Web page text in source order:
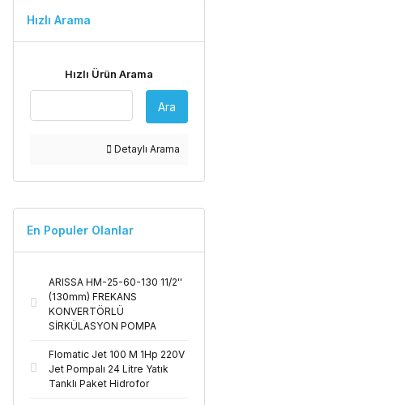
Hızlı Arama
Hızlı Ürün Arama
Ara
Detaylı Arama
En Populer Olanlar
ARISSA HM-25-60-130 11/2''
(130mm) FREKANS
KONVERTÖRLÜ
SİRKÜLASYON POMPA
Flomatic Jet 100 M 1Hp 220V
Jet Pompalı 24 Litre Yatık
Tanklı Paket Hidrofor